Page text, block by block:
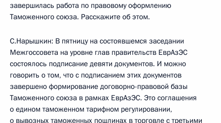
завершилась работа по правовому оформлению
Таможенного союза. Расскажите об этом.
С.Нарышкин: В пятницу на состоявшемся заседании
Межгоссовета на уровне глав правительств ЕврАзЭС
состоялось подписание девяти документов. И можно
говорить о том, что с подписанием этих документов
завершено формирование договорно-правовой базы
Таможенного союза в рамках ЕврАзЭС. Это соглашения
о едином таможенном тарифном регулировании,
о вывозных таможенных пошлинах в торговле с третьими